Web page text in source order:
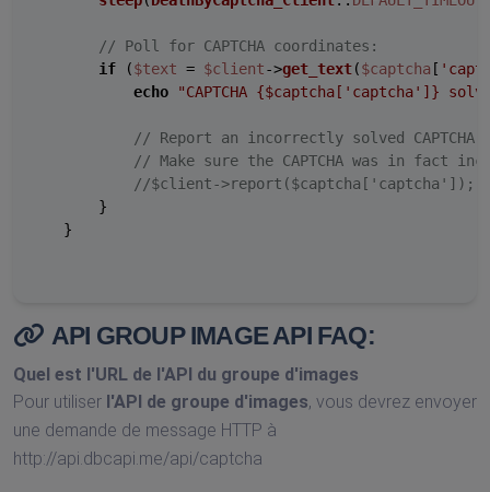
// Poll for CAPTCHA coordinates:
if ($text = $client->get_text($captcha [
echo
"CAPTCHA {$captcha['captcha']}
// Report an incorrectly solved CAPTCHA.
// Make sure the CAPTCHA was in fact
//$client->report($captcha['captcha']);
        }
    }
API GROUP IMAGE API FAQ:
Quel est l'URL de l'API du groupe d'images
Pour utiliser l'API de groupe d'images, vous devrez envoyer
une demande de message HTTP à
http://api.dbcapi.me/api/captcha